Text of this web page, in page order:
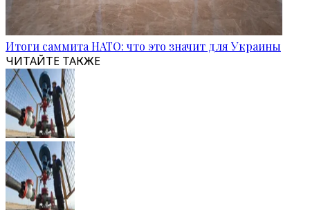
Итоги саммита НАТО: что это значит для Украины
ЧИТАЙТЕ ТАКЖЕ